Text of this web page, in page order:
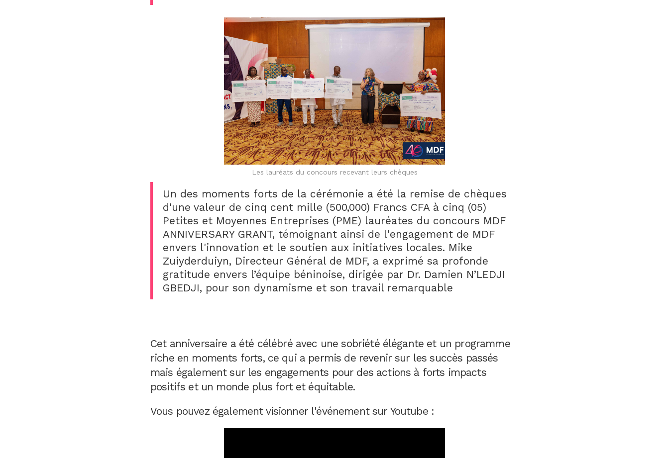
Les lauréats du concours recevant leurs chèques
Un des moments forts de la cérémonie a été la remise de chèques
d'une valeur de cinq cent mille (500,000) Francs CFA à cinq (05)
Petites et Moyennes Entreprises (PME) lauréates du concours MDF
ANNIVERSARY GRANT, témoignant ainsi de l'engagement de MDF
envers l'innovation et le soutien aux initiatives locales. Mike
Zuiyderduiyn, Directeur Général de MDF, a exprimé sa profonde
gratitude envers l’équipe béninoise, dirigée par Dr. Damien N’LEDJI
GBEDJI, pour son dynamisme et son travail remarquable
Cet anniversaire a été célébré avec une sobriété élégante et un programme
riche en moments forts, ce qui a permis de revenir sur les succès passés
mais également sur les engagements pour des actions à forts impacts
positifs et un monde plus fort et équitable.
Vous pouvez également visionner l'événement sur Youtube :